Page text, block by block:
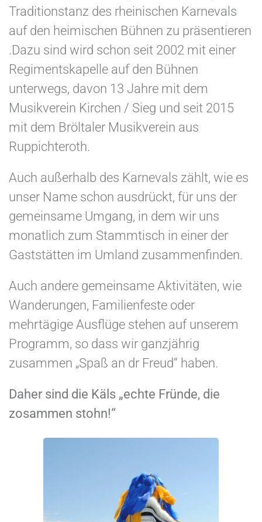
Traditionstanz des rheinischen Karnevals
auf den heimischen Bühnen zu präsentieren
.Dazu sind wird schon seit 2002 mit einer
Regimentskapelle auf den Bühnen
unterwegs, davon 13 Jahre mit dem
Musikverein Kirchen / Sieg und seit 2015
mit dem Bröltaler Musikverein aus
Ruppichteroth.
Auch außerhalb des Karnevals zählt, wie es
unser Name schon ausdrückt, für uns der
gemeinsame Umgang, in dem wir uns
monatlich zum Stammtisch in einer der
Gaststätten im Umland zusammenfinden.
Auch andere gemeinsame Aktivitäten, wie
Wanderungen, Familienfeste oder
mehrtägige Ausflüge stehen auf unserem
Programm, so dass wir ganzjährig
zusammen „Spaß an dr Freud“ haben.
Daher sind die Käls „echte Fründe, die
zosammen stohn!“